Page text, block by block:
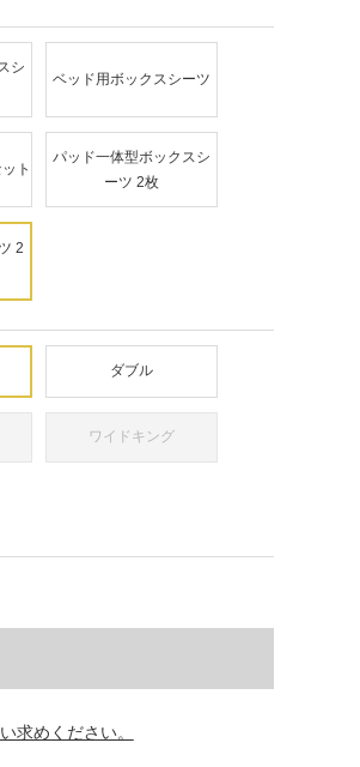
シ
ベッド用ボックスシーツ
ト
パッド一体型ボックスシ
ーツ 2枚
2
ダブル
ワイドキング
求めください。